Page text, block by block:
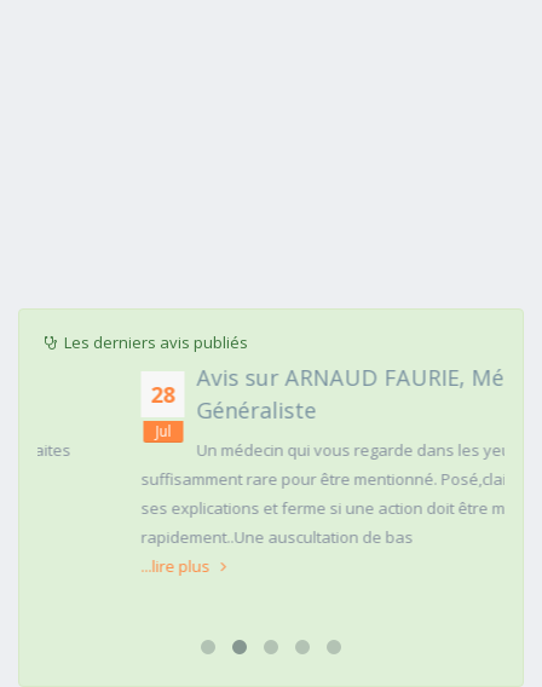
Les derniers avis publiés
Avis sur ARNAUD FAURIE, Médecin
Généraliste
Un médecin qui vous regarde dans les yeux c'est
suffisamment rare pour être mentionné. Posé,clair dans
ses explications et ferme si une action doit être menée
rapidement..Une auscultation de bas